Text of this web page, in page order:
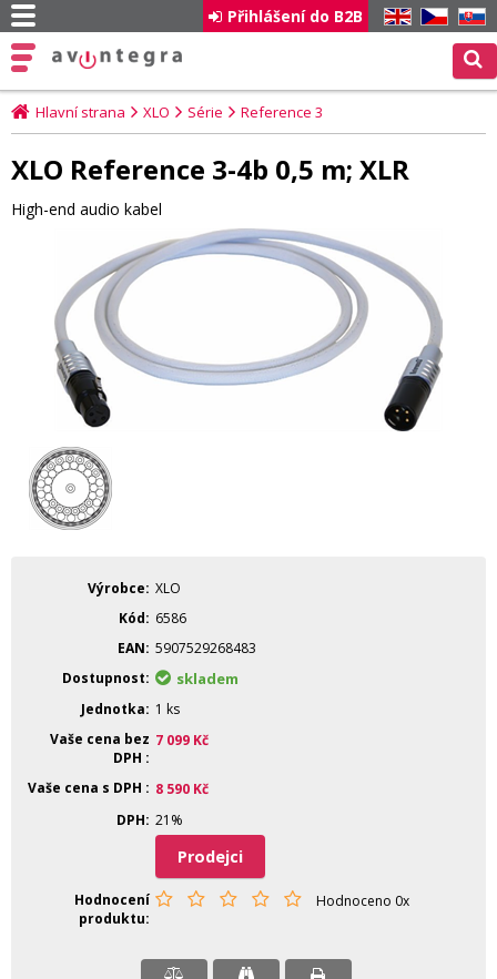
EN CZ SK
Přihlášení do B2B
Hlavní strana XLO Série Reference 3
XLO Reference 3-4b 0,5 m; XLR
High-end audio kabel
Výrobce XLO
Kód
6586
EAN 5907529268483
Dostupnost
skladem
Jednotka
1 ks
Vaše cena bez
DPH
7 099 Kč
Vaše cena s DPH 8 590 Kč
DPH 21%
Prodejci
Hodnocení
produktu
Hodnoceno 0x